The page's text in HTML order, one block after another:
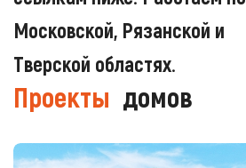
Московской, Рязанской и
Тверской областях.
Проекты домов